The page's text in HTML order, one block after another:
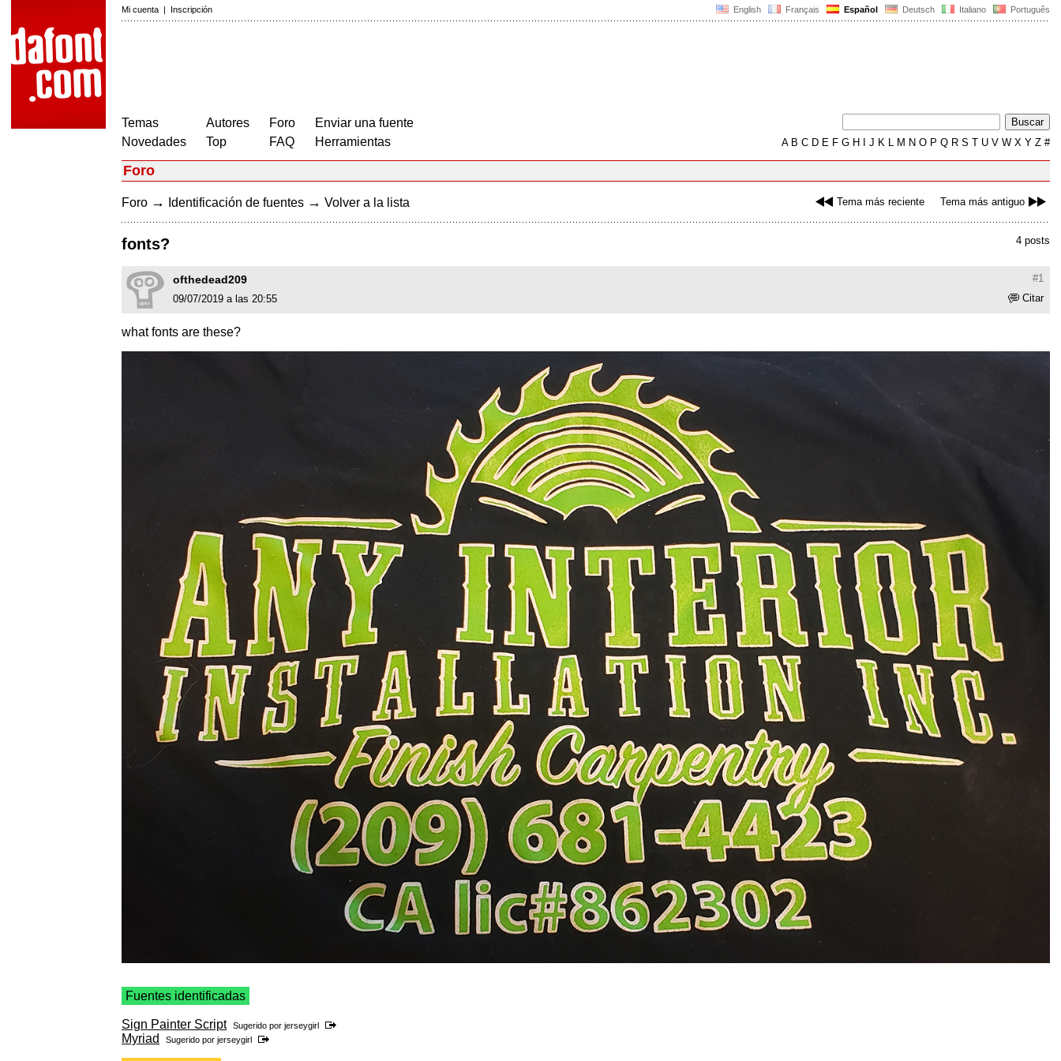
English Français Español Deutsch Italiano Português
Mi cuenta | Inscripción
Temas
Novedades
Autores
Top
Foro
FAQ
Enviar una fuente
Herramientas
AB C D E F G H J K L M N O P Q R S T U V W X Y Z #
Foro
Tema más reciente Tema más antiguo
Foro → Identificación de fuentes → Volver a la lista
4 posts
fonts?
#1
ofthedead209
Citar
09/07/2019 a las 20:55
what fonts are these?
Fuentes identificadas
Sign Painter Script Sugerido por jerseygirl
Myriad Sugerido por jerseygirl